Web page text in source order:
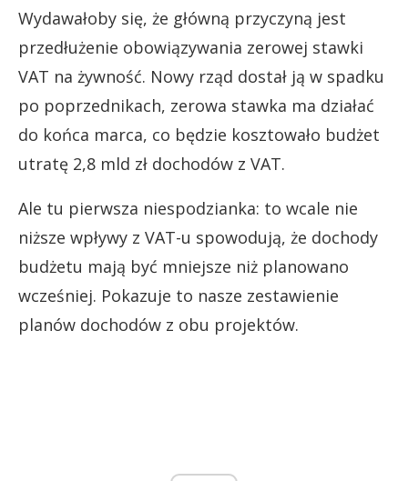
Wydawałoby się, że główną przyczyną jest
przedłużenie obowiązywania zerowej stawki
VAT na żywność. Nowy rząd dostał ją w spadku
po poprzednikach, zerowa stawka ma działać
do końca marca, co będzie kosztowało budżet
utratę 2,8 mld zł dochodów z VAT.
Ale tu pierwsza niespodzianka: to wcale nie
niższe wpływy z VAT-u spowodują, że dochody
budżetu mają być mniejsze niż planowano
wcześniej. Pokazuje to nasze zestawienie
planów dochodów z obu projektów.